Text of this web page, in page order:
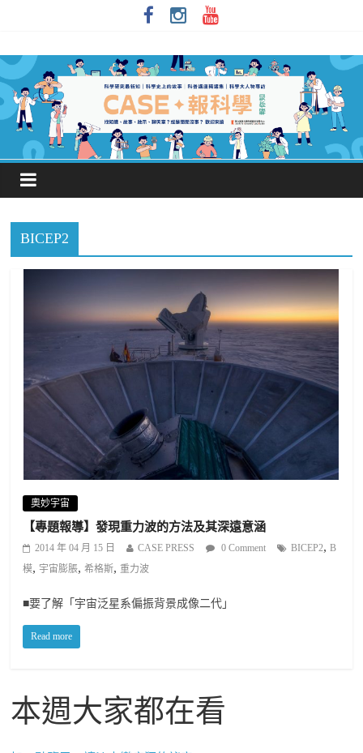
BICEP2
奧妙宇宙
【專題報導】發現重力波的方法及其深遠意涵
2014 年 04 月 15 日 CASE PRESS 0 Comment BICEP2,B
模, 宇宙膨脹,希格斯,重力波
■要了解「宇宙泛星系偏振背景成像二代」
Read more
本週大家都在看